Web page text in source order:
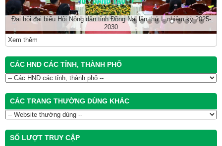
Đại hội đại biểu Hội Nông dân tỉnh Đồng Nai lần thứ I, nhiệm kỳ 2025-
2030
Xem thêm
CÁC HND CÁC TỈNH, THÀNH PHỐ
CÁC TRANG THƯỜNG DÙNG KHÁC
SỐ LƯỢT TRUY CẬP